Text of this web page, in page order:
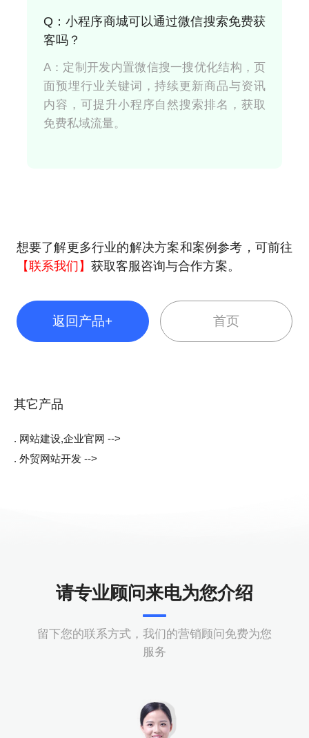
Q：小程序商城可以通过微信搜索免费获
客吗？
A：定制开发内置微信搜一搜优化结构，页
面预埋行业关键词，持续更新商品与资讯
内容，可提升小程序自然搜索排名，获取
免费私域流量。
想要了解更多行业的解决方案和案例参考，可前往
【联系我们】 获取客服咨询与合作方案。
返回产品+ 首页
其它产品
. 网站建设,企业官网 -->
. 外贸网站开发 -->
请专业顾问来电为您介绍
留下您的联系方式，我们的营销顾问免费为您
服务